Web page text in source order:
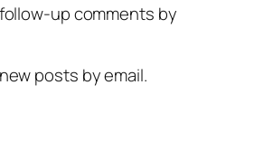
up comments by
posts by email.